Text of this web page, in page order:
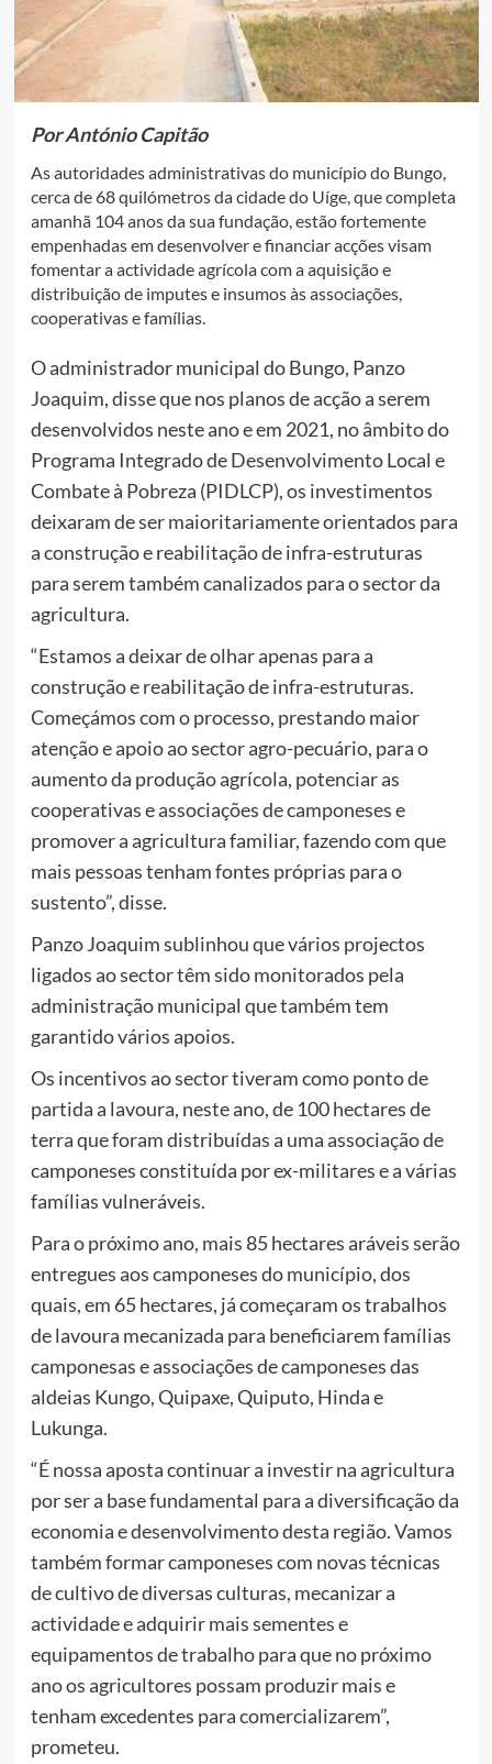
Por António Capitão
As autoridades administrativas do município do Bungo,
cerca de 68 quilómetros da cidade do Uíge, que completa
amanhã 104 anos da sua fundação, estão fortemente
empenhadas em desenvolver e financiar acções visam
fomentar a actividade agrícola com a aquisição e
distribuição de imputes e insumos às associações,
cooperativas e famílias.
O administrador municipal do Bungo, Panzo
Joaquim, disse que nos planos de acção a serem
desenvolvidos neste ano e em 2021, no âmbito do
Programa Integrado de Desenvolvimento Local e
Combate à Pobreza (PIDLCP), os investimentos
deixaram de ser maioritariamente orientados para
a construção e reabilitação de infra-estruturas
para serem também canalizados para o sector da
agricultura.
“Estamos a deixar de olhar apenas para a
construção e reabilitação de infra-estruturas.
Começámos com o processo, prestando maior
atenção e apoio ao sector agro-pecuário, para o
aumento da produção agrícola, potenciar as
cooperativas e associações de camponeses e
promover a agricultura familiar, fazendo com que
mais pessoas tenham fontes próprias para o
sustento”, disse.
Panzo Joaquim sublinhou que vários projectos
ligados ao sector têm sido monitorados pela
administração municipal que também tem
garantido vários apoios.
Os incentivos ao sector tiveram como ponto de
partida a lavoura, neste ano, de 100 hectares de
terra que foram distribuídas a uma associação de
camponeses constituída por ex-militares e a várias
famílias vulneráveis.
Para o próximo ano, mais 85 hectares aráveis serão
entregues aos camponeses do município, dos
quais, em 65 hectares, já começaram os trabalhos
de lavoura mecanizada para beneficiarem famílias
camponesas e associações de camponeses das
aldeias Kungo, Quipaxe, Quiputo, Hinda e
Lukunga.
“É nossa aposta continuar a investir na agricultura
por ser a base fundamental para a diversificação da
economia e desenvolvimento desta região. Vamos
também formar camponeses com novas técnicas
de cultivo de diversas culturas, mecanizar a
actividade e adquirir mais sementes e
equipamentos de trabalho para que no próximo
ano os agricultores possam produzir mais e
tenham excedentes para comercializarem”,
prometeu.